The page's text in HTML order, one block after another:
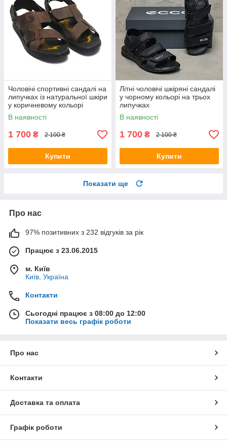
Чоловічі спортивні сандалі на
липучках із натуральної шкіри
у коричневому кольорі
В наявності
1 700 ₴ 2 100 ₴
Купити
Літні чоловічі шкіряні сандалі
у чорному кольорі на трьох
липучках
В наявності
1 700 ₴ 2 100 ₴
Купити
Показати ще
Про нас
97% позитивних з 232 відгуків за рік
Працює з 23.06.2015
м. Київ
Київ, Україна
Контакти
Сьогодні працює з 08:00 до 12:00
Показати весь графік роботи
Про нас
Контакти
Доставка та оплата
Графік роботи